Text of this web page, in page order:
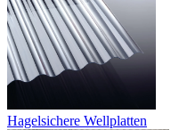
Hagelsichere Wellplatten